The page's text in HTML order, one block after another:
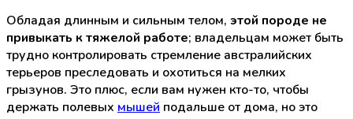
Обладая длинным и сильным телом, этой породе не
привыкать к тяжелой работе; владельцам может быть
трудно контролировать стремление австралийских
терьеров преследовать и охотиться на мелких
грызунов. Это плюс, если вам нужен кто-то, чтобы
держать полевых мышей подальше от дома, но это